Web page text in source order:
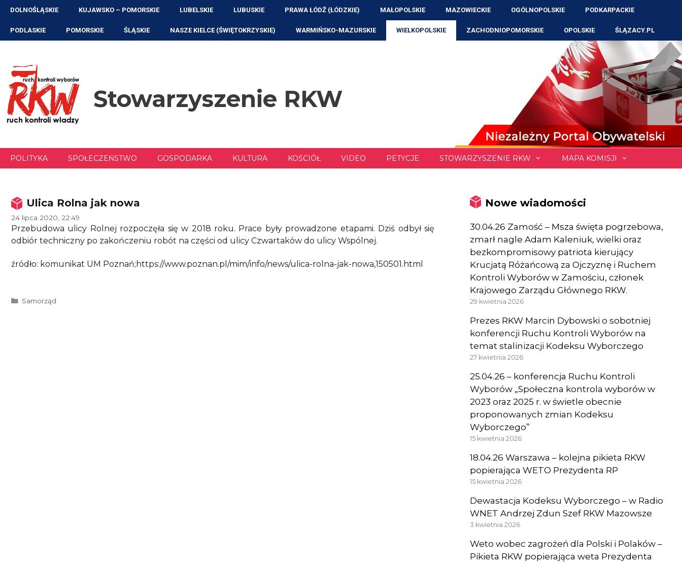
Przejdź
treści
DOLNOŚLĄSKIE KUJAWSKO – POMORSKIE LUBELSKIE LUBUSKIE PRAWA ŁÓDŹ (ŁÓDZKIE) MAŁOPOLSKIE MAZOWIECKIE OGÓLNOPOLSKIE PODKARPACKIE
PODLASKIE POMORSKIE ŚLĄSKIE NASZE KIELCE (ŚWIĘTOKRZYSKIE) WARMIŃSKO-MAZURSKIE WIELKOPOLSKIE ZACHODNIOPOMORSKIE OPOLSKIE ŚLĄZACY.PL
Stowarzyszenie RKW
POLITYKA SPOŁECZEŃSTWO GOSPODARKA KULTURA KOŚCIÓŁ VIDEO PETYCJE STOWARZYSZENIE RKW MAPA KOMISJI
Ulica Rolna jak nowa
24 lipca 2020, 22:49
Przebudowa ulicy Rolnej rozpoczęła się w 2018 roku. Prace były prowadzone etapami. Dziś odbył się
odbiór techniczny po zakończeniu robót na części od ulicy Czwartaków do ulicy Wspólnej.
źródło: komunikat UM Poznań;https://www.poznan.pl/mim/info/news/ulica-rolna-jak-nowa,150501.html
Kategorie
Samorząd
Nowe wiadomości
30.04.26 Zamość – Msza święta pogrzebowa,
zmarł nagle Adam Kaleniuk, wielki oraz
bezkompromisowy patriota kierujący
Krucjatą Różańcową za Ojczyznę i Ruchem
Kontroli Wyborów w Zamościu, członek
Krajowego Zarządu Głównego RKW.
29 kwietnia 2026
Prezes RKW Marcin Dybowski o sobotniej
konferencji Ruchu Kontroli Wyborów na
temat stalinizacji Kodeksu Wyborczego
27 kwietnia 2026
25.04.26 – konferencja Ruchu Kontroli
Wyborów „Społeczna kontrola wyborów w
2023 oraz 2025 r. w świetle obecnie
proponowanych zmian Kodeksu
Wyborczego”
15 kwietnia 2026
18.04.26 Warszawa – kolejna pikieta RKW
popierająca WETO Prezydenta RP
15 kwietnia 2026
Dewastacja Kodeksu Wyborczego – w Radio
WNET Andrzej Zdun Szef RKW Mazowsze
3 kwietnia 2026
Weto wobec zagrożeń dla Polski i Polaków –
Pikieta RKW popierająca weta Prezydenta